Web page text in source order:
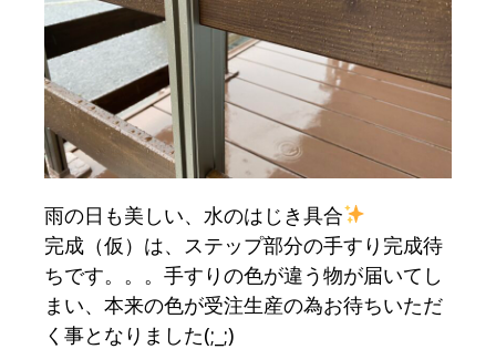
雨の日も美しい、水のはじき具合
完成（仮）は、ステップ部分の手すり完成待
ちです。。。手すりの色が違う物が届いてし
まい、本来の色が受注生産の為お待ちいただ
く事となりました(;_;)